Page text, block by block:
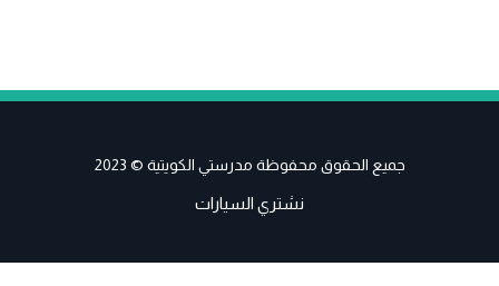
جميع الحقوق محفوظة مدرستي الكويتية © 2023
نشتري السيارات